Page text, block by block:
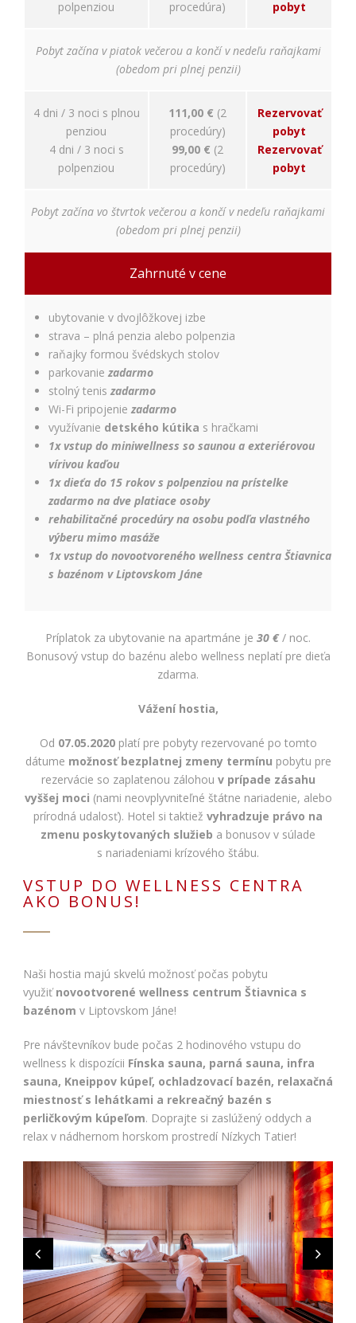
polpenziou procedúra) pobyt
Pobyt začína v piatok večerou a končí v nedeľu raňajkami
(obedom pri plnej penzii)
4 dni / 3 noci s plnou
penziou
4 dni / 3 noci s
polpenziou
111,00 € (2
procedúry)
99,00 € (2
procedúry)
Rezervovať
pobyt
Rezervovať
pobyt
Pobyt začína vo štvrtok večerou a končí v nedeľu raňajkami
(obedom pri plnej penzii)
Zahrnuté v cene
ubytovanie v dvojlôžkovej izbe
strava – plná penzia alebo polpenzia
raňajky formou švédskych stolov
parkovaniezadarmo
stolný teniszadarmo
Wi-Fi pripojeniezadarmo
využívanie detského kútika s hračkami
1x vstup do miniwellness so saunou a exteriérovou
vírivou kaďou
1x dieťa do 15 rokov s polpenziou na prístelke
zadarmo na dve platiace osoby
rehabilitačné procedúry na osobu podľa vlastného
výberu mimo masáže
1x vstup do novootvoreného wellness centra Štiavnica
s bazénom v Liptovskom Jáne
Príplatok za ubytovanie na apartmáne je 30 € / noc.
Bonusový vstup do bazénu alebo wellness neplatí pre dieťa
zdarma.
Vážení hostia,
Od 07.05.2020platí pre pobyty rezervované po tomto
dátume možnosť bezplatnej zmeny termínu pobytu pre
rezervácie so zaplatenou zálohou v prípade zásahu
vyššej moci (nami neovplyvniteľné štátne nariadenie, alebo
prírodná udalosť). Hotel si taktiež vyhradzuje právo na
zmenu poskytovaných služieb a bonusov v súlade
s nariadeniami krízového štábu.
VSTUP DO WELLNESS CENTRA
AKO BONUS!
Naši hostia majú skvelú možnosť počas pobytu
využiťnovootvorené wellness centrum Štiavnica s
bazénom v Liptovskom Jáne!
Pre návštevníkov bude počas 2 hodinového vstupu do
wellness k dispozícii Fínska sauna, parná sauna, infra
sauna, Kneippov kúpeľ, ochladzovací bazén, relaxačná
miestnosť s lehátkami a rekreačný bazén s
perličkovým kúpeľom. Doprajte si zaslúžený oddych a
relax v nádhernom horskom prostredí Nízkych Tatier!
relevantnej
reklamy a meranie
reklamných
partnermi, ako je
zobrazovanie
personalizovaných
reklám; Právny